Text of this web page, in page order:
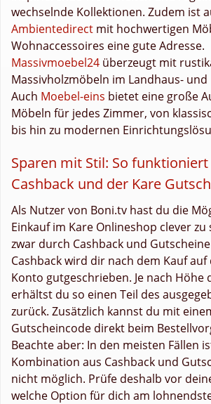
wechselnde Kollektionen. Zudem ist
Ambientedirect mit hochwertigen
Wohnaccessoires eine gute Adresse.
Massivmoebel24 überzeugt mit
Massivholzmöbeln im Landhaus-
Auch Moebel-eins bietet eine große
Möbeln für jedes Zimmer, von
bis hin zu modernen
Sparen mit Stil: So funktioniert
Cashback und der Kare
Als Nutzer von Boni.tv hast du die
Einkauf im Kare Onlineshop clever zu
zwar durch Cashback und
Cashback wird dir nach dem Kauf
Konto gutgeschrieben. Je nach Höhe
erhältst du so einen Teil des
zurück. Zusätzlich kannst du mit
Gutscheincode direkt beim
Beachte aber: In den meisten Fällen
Kombination aus Cashback und
nicht möglich. Prüfe deshalb vor
welche Option für dich am